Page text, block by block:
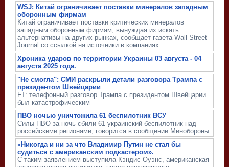
WSJ: Китай ограничивает поставки минералов западным
оборонным фирмам
Китай ограничивает поставки критических минералов
западным оборонным фирмам, вынуждая их искать
альтернативы на других рынках, сообщает газета Wall Street
Journal со ссылкой на источники в компаниях.
Хроника ударов по территории Украины 03 августа - 04
августа 2025 года.
"Не смогла": СМИ раскрыли детали разговора Трампа с
президентом Швейцарии
FT: телефонный разговор Трампа с президентом Швейцарии
был катастрофическим
ПВО ночью уничтожила 61 беспилотник ВСУ
Силы ПВО за ночь сбили 61 украинский беспилотник над
российскими регионами, говорится в сообщении Минобороны.
«Никогда и ни за что Владимир Путин не стал бы
судиться с американским подкастером».
С таким заявлением выступила Кэндис Оуэнс, американская